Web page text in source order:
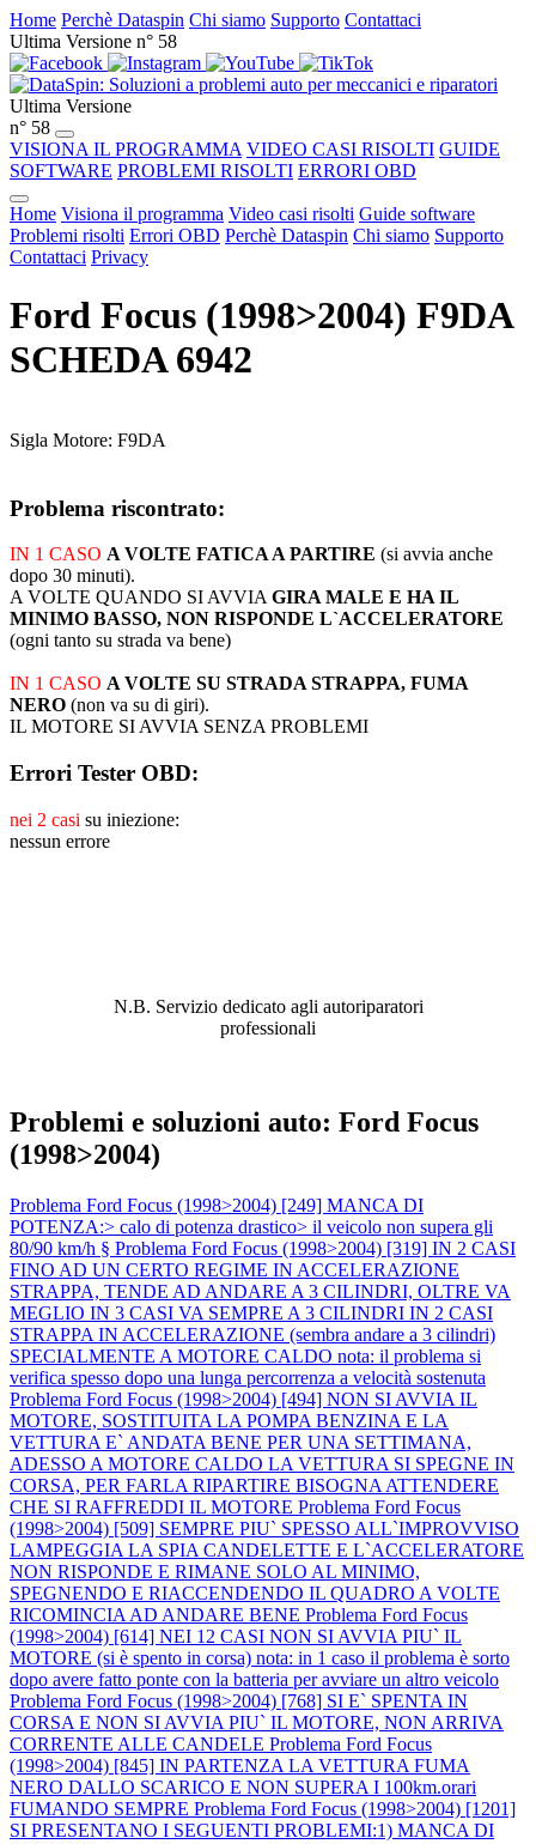
Home Perchè Dataspin Chi siamo Supporto Contattaci
Ultima Versione n° 58
Ultima Versione
n° 58
VISIONA IL PROGRAMMA VIDEO CASI RISOLTI GUIDE
SOFTWARE PROBLEMI RISOLTI ERRORI OBD
Home Visiona il programma Video casi risolti Guide software
Problemi risolti Errori OBD Perchè Dataspin Chi siamo Supporto
Contattaci Privacy
Ford Focus (1998>2004) F9DA
SCHEDA 6942
Sigla Motore: F9DA
Problema riscontrato:
IN 1 CASO A VOLTE FATICA A PARTIRE (si avvia anche
dopo 30 minuti).
A VOLTE QUANDO SI AVVIA GIRA MALE E HA IL
MINIMO BASSO, NON RISPONDE L`ACCELERATORE
(ogni tanto su strada va bene)
IN 1 CASO A VOLTE SU STRADA STRAPPA, FUMA
NERO (non va su di giri).
IL MOTORE SI AVVIA SENZA PROBLEMI
Errori Tester OBD:
nei 2 casi su iniezione:
nessun errore
N.B. Servizio dedicato agli autoriparatori
professionali
Problemi e soluzioni auto: Ford Focus
(1998>2004)
Problema Ford Focus (1998>2004) [249] MANCA DI
POTENZA:> calo di potenza drastico> il veicolo non supera gli
80/90 km/h § Problema Ford Focus (1998>2004) [319] IN 2 CASI
FINO AD UN CERTO REGIME IN ACCELERAZIONE
STRAPPA, TENDE AD ANDARE A 3 CILINDRI, OLTRE VA
MEGLIO IN 3 CASI VA SEMPRE A 3 CILINDRI IN 2 CASI
STRAPPA IN ACCELERAZIONE (sembra andare a 3 cilindri)
SPECIALMENTE A MOTORE CALDO nota: il problema si
verifica spesso dopo una lunga percorrenza a velocità sostenuta
Problema Ford Focus (1998>2004) [494] NON SI AVVIA IL
MOTORE, SOSTITUITA LA POMPA BENZINA E LA
VETTURA E` ANDATA BENE PER UNA SETTIMANA,
ADESSO A MOTORE CALDO LA VETTURA SI SPEGNE IN
CORSA, PER FARLA RIPARTIRE BISOGNA ATTENDERE
CHE SI RAFFREDDI IL MOTORE Problema Ford Focus
(1998>2004) [509] SEMPRE PIU` SPESSO ALL`IMPROVVISO
LAMPEGGIA LA SPIA CANDELETTE E L`ACCELERATORE
NON RISPONDE E RIMANE SOLO AL MINIMO,
SPEGNENDO E RIACCENDENDO IL QUADRO A VOLTE
RICOMINCIA AD ANDARE BENE Problema Ford Focus
(1998>2004) [614] NEI 12 CASI NON SI AVVIA PIU` IL
MOTORE (si è spento in corsa) nota: in 1 caso il problema è sorto
dopo avere fatto ponte con la batteria per avviare un altro veicolo
Problema Ford Focus (1998>2004) [768] SI E` SPENTA IN
CORSA E NON SI AVVIA PIU` IL MOTORE, NON ARRIVA
CORRENTE ALLE CANDELE Problema Ford Focus
(1998>2004) [845] IN PARTENZA LA VETTURA FUMA
NERO DALLO SCARICO E NON SUPERA I 100km.orari
FUMANDO SEMPRE Problema Ford Focus (1998>2004) [1201]
SI PRESENTANO I SEGUENTI PROBLEMI:1) MANCA DI